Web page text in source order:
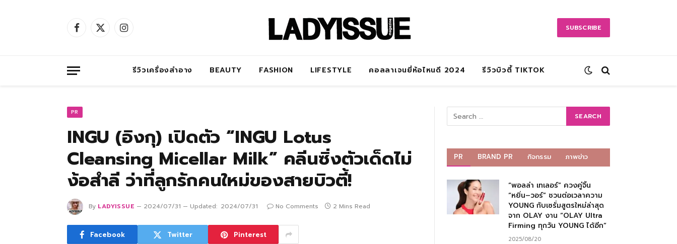
Facebook
X
Instagram SUBSCRIBE
รีวิวเครื่องสำอาง BEAUTY FASHION LIFESTYLE คอลลาเจนยี่ห้อไหนดี 2024 รีวิวบิวตี้ TIKTOK
PR
INGU (อิงกุ) เปิดตัว “INGU Lotus
Cleansing Micellar Milk” คลีนซิ่งตัวเด็ดไม่
ง้อสำลี ว่าที่ลูกรักคนใหม่ของสายบิวตี้!
By LADYISSUE 2024/07/31 Updated: 2024/07/31 No Comments 2 Mins Read
Facebook Twitter Pinterest
PR BRAND PR กิจกรรม ภาพข่าว
“พอลล่า เทเลอร์” ควงคู่จิ้น
“หยิ่น–วอร์” ชวนต่อเวลาความ
YOUNG กับเซรั่มสูตรใหม่ล่าสุด
จาก OLAY งาน “OLAY Ultra
Firming ทุกวัน YOUNG ได้อีก”
2025/08/20